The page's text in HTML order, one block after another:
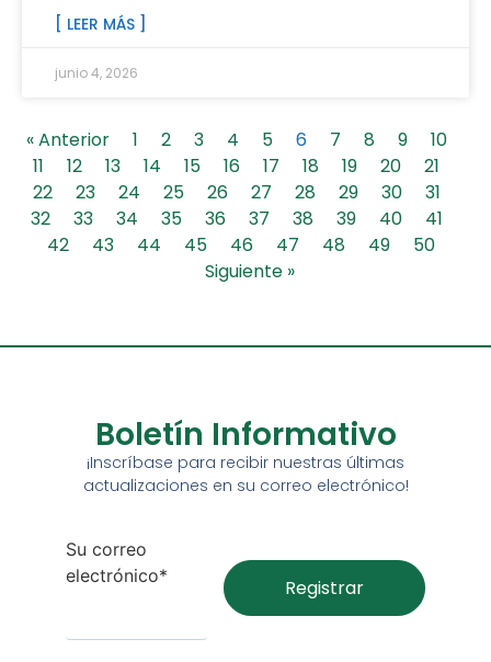
[ LEER MÁS ]
junio 4, 2026
« Anterior 1 2 3 4 5 6 7 8 9
10
11
12 13 14 15 16 17 18 19 20
21
22
23 24 25 26 27 28 29 30
31
32
33 34 35 36 37 38 39 40
41
42
43 44 45 46 47 48 49
50
Siguiente »
Boletín Informativo
¡Inscríbase para recibir nuestras últimas
actualizaciones en su correo electrónico!
Su correo
electrónico*